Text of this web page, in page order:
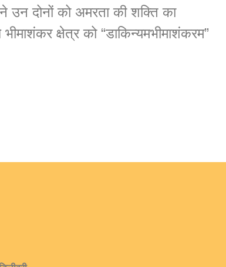
दोनों को अमरता की शक्ति का
क्षेत्र को “डाकिन्यमभीमाशंकरम”